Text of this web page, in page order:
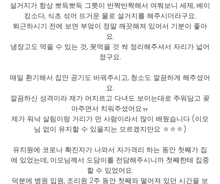
설거지가 항상 뽀득뽀득 그릇이 반짝반짝해서 여쭤보니 세제, 베이
킹소다, 식초 섞어 뜨거운 물로 설거지를 해주시더라구요.
퇴근하시기 전에 보면 부엌이 정말 깨끗해져 있어서 기분이 좋아
요.
냉장고도 먹을 수 있는 것, 못먹을 것 싹 정리해주셔서 자리가 넓어
졌구요.
매일 환기해서 집안 공기도 바꿔주시고, 청소도 깔끔하게 해주셨어
요.
깔끔하신 성격이라 제가 어지르고 다녀도 보이는대로 주워담고 꽂
아주면서 치워주셨어요ㅠ
제가 워낙 살림이랑 거리가 먼 사람이라서 많이 배웠습니다 (이모
님 없이 유지할 수 있을지는 모르겠지만요 ㅎㅎㅎ)
유치원에 코로나 확진자가 나와서 자가격리 하는 동안 첫째가 집
에 있었는데, 이모님께서 도담이를 전담해주시니까 첫째한테 집중
할 수 있었어요.
덕분에 병원 입원, 조리원 2주 동안 첫째와 떨어져 있던 시간을 보